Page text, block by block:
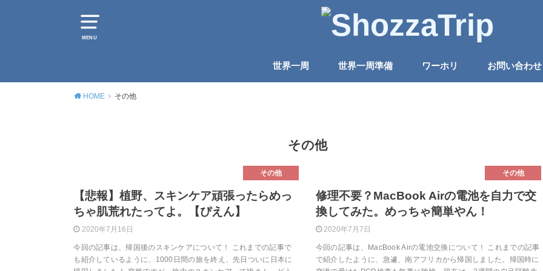
MENU
世界一周 世界一周準備 ワーホリ お問い合わせ
HOME その他
その他
その他
【悲報】植野、スキンケア頑張ったらめっ
ちゃ肌荒れたってよ。【ぴえん】
2020年7月16日
今回の記事は、帰国後のスキンケアについて！ これまでの記事で
も紹介しているように、1000日間の旅を終え、先日ついに日本に
その他
修理不要？MacBook Airの電池を自力で交
換してみた。めっちゃ簡単やん！
2020年7月7日
今回の記事は、MacBook Airの電池交換について！ これまでの記事
で紹介したように、急遽、南アフリカから帰国しました。帰国時に